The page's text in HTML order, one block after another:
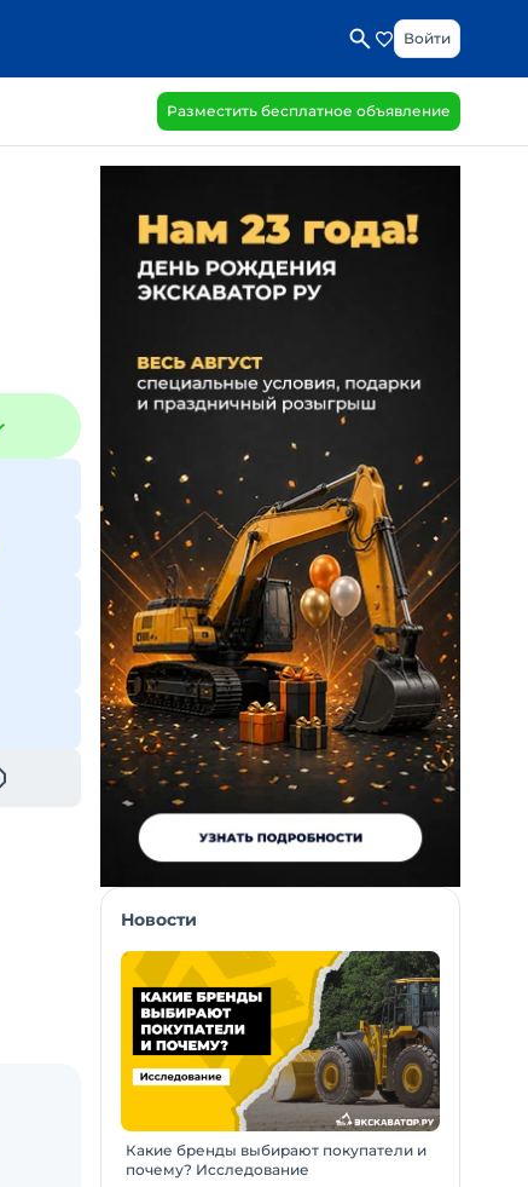
Войти
Разместить бесплатное объявление
Новости
Какие бренды выбирают покупатели и
почему? Исследование